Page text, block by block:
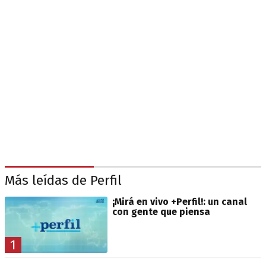
Más leídas de Perfil
1
¡Mirá en vivo +Perfil!: un canal
con gente que piensa